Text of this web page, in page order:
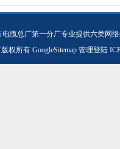
电缆总厂第一分厂专业提供六类网
权所有 GoogleSitemap 管理登陆